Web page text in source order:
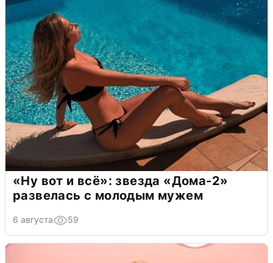
«Ну вот и всё»: звезда «Дома-2»
развелась с молодым мужем
6 августа 59